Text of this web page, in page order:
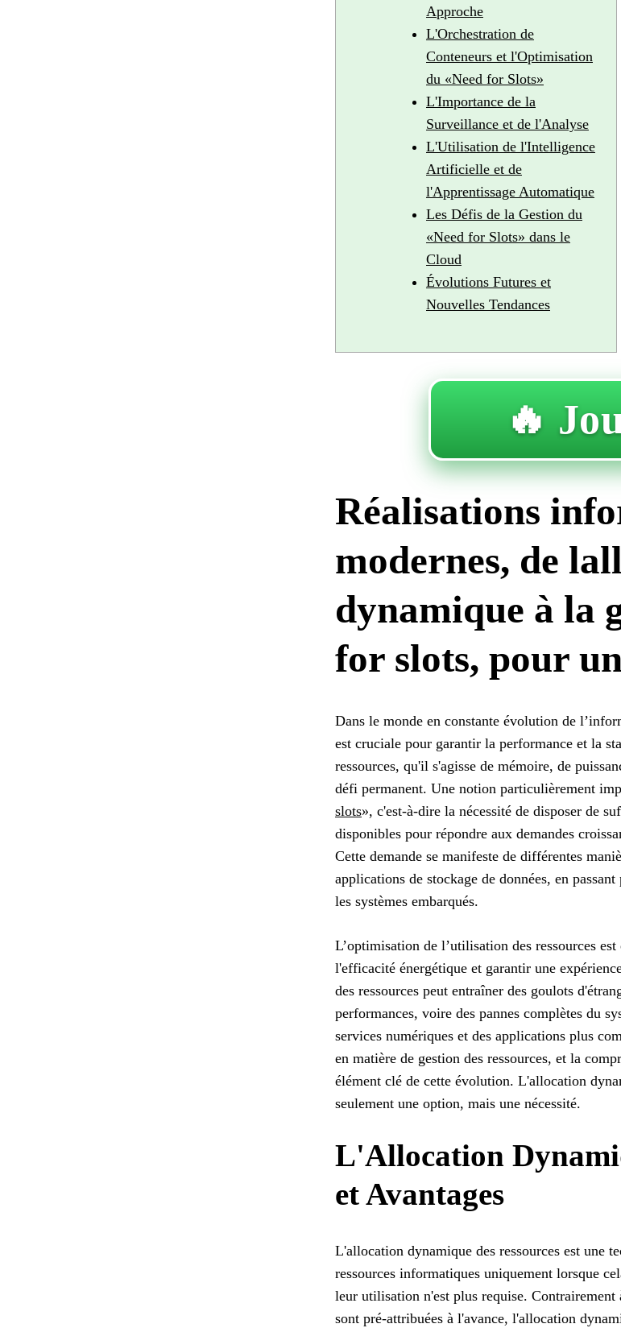
Approche
L'Orchestration de
Conteneurs et l'Optimisation
du «Need for Slots»
L'Importance de la
Surveillance et de l'Analyse
L'Utilisation de l'Intelligence
Artificielle et de
l'Apprentissage Automatique
Les Défis de la Gestion du
«Need for Slots» dans le
Cloud
Évolutions Futures et
Nouvelles Tendances
🔥
Réalisations
modernes, de
dynamique à la
for slots, pour
Dans le monde en constante évolution de
est cruciale pour garantir la performance et la
ressources, qu'il s'agisse de mémoire, de
défi permanent. Une notion particulièrement
slots», c'est-à-dire la nécessité de disposer de
disponibles pour répondre aux demandes
Cette demande se manifeste de différentes
applications de stockage de données, en
les systèmes embarqués.
L’optimisation de l’utilisation des ressources
l'efficacité énergétique et garantir une
des ressources peut entraîner des goulots
performances, voire des pannes complètes du
services numériques et des applications plus
en matière de gestion des ressources, et la
élément clé de cette évolution. L'allocation
seulement une option, mais une nécessité.
L'Allocation
et Avantages
L'allocation dynamique des ressources est une
ressources informatiques uniquement lorsque
leur utilisation n'est plus requise.
sont pré-attribuées à l'avance, l'allocation